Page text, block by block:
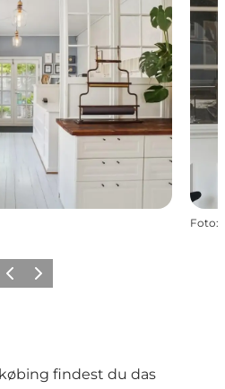
Foto:
ZurückWeiter
findest du das